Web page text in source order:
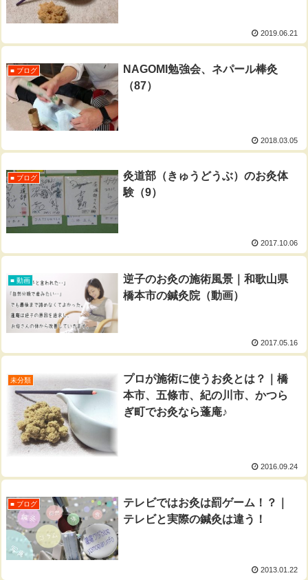
2019.06.21
■ ブログ
NAGOMI勉強会、ネパール棒灸
（87）
2018.03.05
■ ブログ
灸道部（きゅうどうぶ）のお灸体
験（9）
2017.10.06
■ 動画
逆子のお灸の施術風景｜和歌山県
橋本市の鍼灸院（動画）
2017.05.16
未分類
プロが施術に使うお灸とは？｜橋
本市、五條市、紀の川市、かつら
ぎ町でお灸なら蓬庵♪
2016.09.24
■ ブログ
テレビではお灸は罰ゲーム！？｜
テレビと実際の鍼灸は違う！
2013.01.22